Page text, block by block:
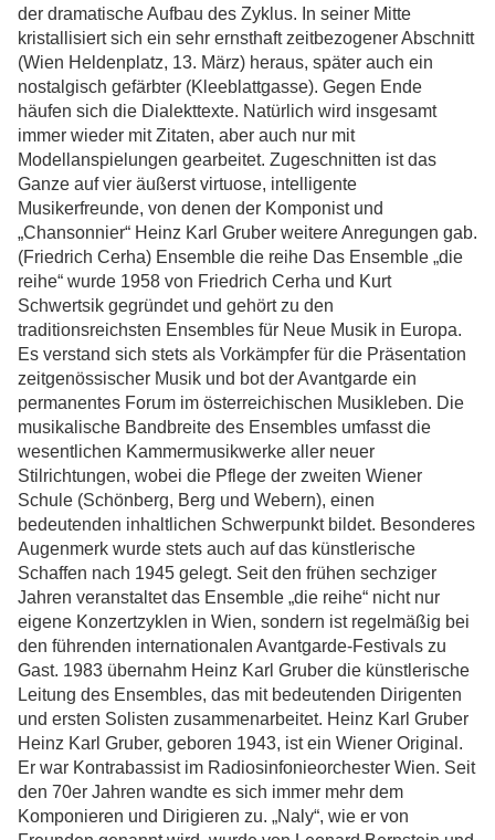
der dramatische Aufbau des Zyklus. In seiner Mitte
kristallisiert sich ein sehr ernsthaft zeitbezogener Abschnitt
(Wien Heldenplatz, 13. März) heraus, später auch ein
nostalgisch gefärbter (Kleeblattgasse). Gegen Ende
häufen sich die Dialekttexte. Natürlich wird insgesamt
immer wieder mit Zitaten, aber auch nur mit
Modellanspielungen gearbeitet. Zugeschnitten ist das
Ganze auf vier äußerst virtuose, intelligente
Musikerfreunde, von denen der Komponist und
„Chansonnier“ Heinz Karl Gruber weitere Anregungen gab.
(Friedrich Cerha) Ensemble die reihe Das Ensemble „die
reihe“ wurde 1958 von Friedrich Cerha und Kurt
Schwertsik gegründet und gehört zu den
traditionsreichsten Ensembles für Neue Musik in Europa.
Es verstand sich stets als Vorkämpfer für die Präsentation
zeitgenössischer Musik und bot der Avantgarde ein
permanentes Forum im österreichischen Musikleben. Die
musikalische Bandbreite des Ensembles umfasst die
wesentlichen Kammermusikwerke aller neuer
Stilrichtungen, wobei die Pflege der zweiten Wiener
Schule (Schönberg, Berg und Webern), einen
bedeutenden inhaltlichen Schwerpunkt bildet. Besonderes
Augenmerk wurde stets auch auf das künstlerische
Schaffen nach 1945 gelegt. Seit den frühen sechziger
Jahren veranstaltet das Ensemble „die reihe“ nicht nur
eigene Konzertzyklen in Wien, sondern ist regelmäßig bei
den führenden internationalen Avantgarde-Festivals zu
Gast. 1983 übernahm Heinz Karl Gruber die künstlerische
Leitung des Ensembles, das mit bedeutenden Dirigenten
und ersten Solisten zusammenarbeitet. Heinz Karl Gruber
Heinz Karl Gruber, geboren 1943, ist ein Wiener Original.
Er war Kontrabassist im Radiosinfonieorchester Wien. Seit
den 70er Jahren wandte es sich immer mehr dem
Komponieren und Dirigieren zu. „Naly“, wie er von